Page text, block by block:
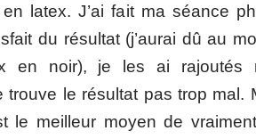
latex. J’ai fait ma séance
du résultat (j’aurai dû au
en noir), je les ai rajoutés
trouve le résultat pas trop mal.
le meilleur moyen de